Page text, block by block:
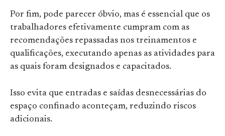
Por fim, pode parecer óbvio, mas é essencial que os
trabalhadores efetivamente cumpram com as
recomendações repassadas nos treinamentos e
qualificações, executando apenas as atividades para
as quais foram designados e capacitados.
Isso evita que entradas e saídas desnecessárias do
espaço confinado aconteçam, reduzindo riscos
adicionais.